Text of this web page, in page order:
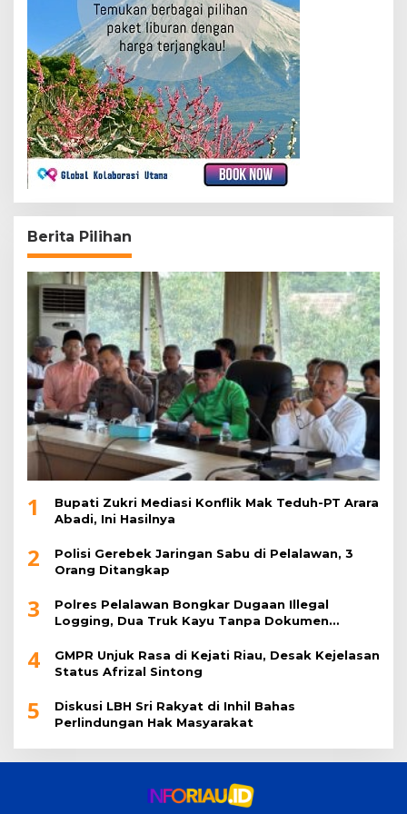
Berita Pilihan
1
Bupati Zukri Mediasi Konflik Mak Teduh-PT Arara
Abadi, Ini Hasilnya
2
Polisi Gerebek Jaringan Sabu di Pelalawan, 3
Orang Ditangkap
3
Polres Pelalawan Bongkar Dugaan Illegal
Logging, Dua Truk Kayu Tanpa Dokumen
4
GMPR Unjuk Rasa di Kejati Riau, Desak Kejelasan
Status Afrizal Sintong
5
Diskusi LBH Sri Rakyat di Inhil Bahas
Perlindungan Hak Masyarakat